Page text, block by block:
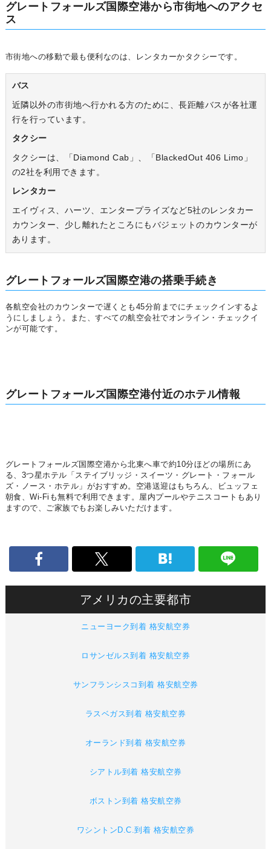
グレートフォールズ国際空港から市街地へのアクセ
ス
市街地への移動で最も便利なのは、レンタカーかタクシーです。
バス
近隣以外の市街地へ行かれる方のために、長距離バスが各社運
行を行っています。
タクシー
タクシーは、「Diamond Cab」、「BlackedOut 406 Limo」
の2社を利用できます。
レンタカー
エイヴィス、ハーツ、エンタープライズなど5社のレンタカー
カウンター、少し離れたところにもバジェットのカウンターが
あります。
グレートフォールズ国際空港の搭乗手続き
各航空会社のカウンターで遅くとも45分前までにチェックインするよ
うにしましょう。また、すべての航空会社でオンライン・チェックイ
ンが可能です。
グレートフォールズ国際空港付近のホテル情報
グレートフォールズ国際空港から北東へ車で約10分ほどの場所にあ
る、3つ星ホテル「ステイブリッジ・スイーツ・グレート・フォール
ズ・ノース・ホテル」がおすすめ。空港送迎はもちろん、ビュッフェ
朝食、Wi-Fiも無料で利用できます。屋内プールやテニスコートもあり
ますので、ご家族でもお楽しみいただけます。
アメリカの主要都市
ニューヨーク到着 格安航空券
ロサンゼルス到着 格安航空券
サンフランシスコ到着 格安航空券
ラスベガス到着 格安航空券
オーランド到着 格安航空券
シアトル到着 格安航空券
ボストン到着 格安航空券
ワシントンD.C.到着 格安航空券